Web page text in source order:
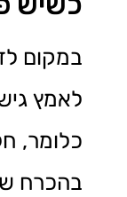
במקום
לאמץ
כלומר,
בהכרח